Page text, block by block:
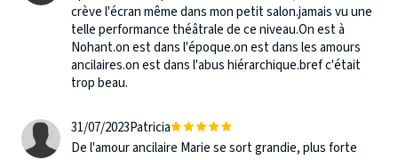
crève l'écran même dans mon petit salon.jamais vu une
telle performance théâtrale de ce niveau.On est à
Nohant.on est dans l'époque.on est dans les amours
ancilaires.on est dans l'abus hiérarchique.bref c'était
trop beau.
31/07/2023Patricia
De l'amour ancilaire Marie se sort grandie, plus forte